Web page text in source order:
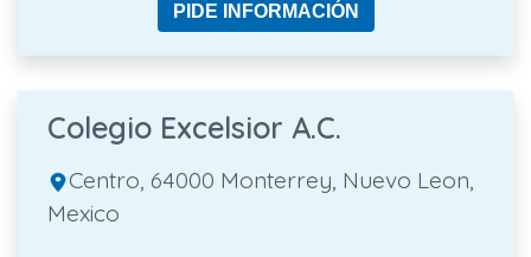
PIDE INFORMACIÓN
Colegio Excelsior A.C.
Centro, 64000 Monterrey, Nuevo Leon,
Mexico